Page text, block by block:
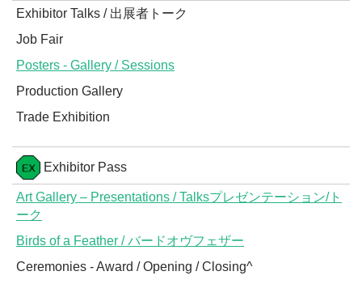
Exhibitor Talks / 出展者トーク
Job Fair
Posters - Gallery / Sessions
Production Gallery
Trade Exhibition
Exhibitor Pass
Art Gallery – Presentations / Talksプレゼンテーション/ト
ーク
Birds of a Feather / バードオヴフェザー
Ceremonies - Award / Opening / Closing^